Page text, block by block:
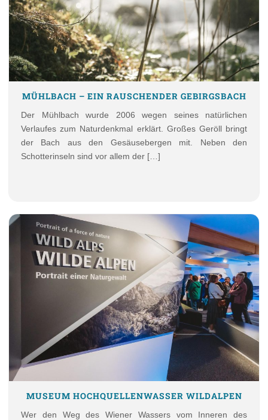
MÜHLBACH – EIN RAUSCHENDER GEBIRGSBACH
Der Mühlbach wurde 2006 wegen seines natürlichen
Verlaufes zum Naturdenkmal erklärt. Großes Geröll bringt
der Bach aus den Gesäusebergen mit. Neben den
Schotterinseln sind vor allem der […]
MUSEUM HOCHQUELLENWASSER WILDALPEN
Wer den Weg des Wiener Wassers vom Inneren des